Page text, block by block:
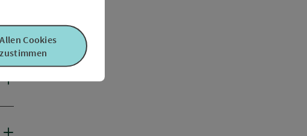
Allen Cookies
zustimmen